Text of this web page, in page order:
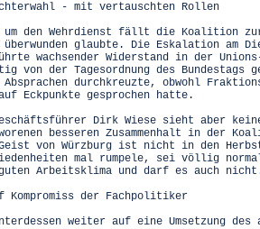
- mit vertauschten Rollen
den Wehrdienst fällt die Koalition
glaubte. Die Eskalation am
wachsender Widerstand in der
von der Tagesordnung des Bundestags
durchkreuzte, obwohl
Eckpunkte gesprochen hatte.
Dirk Wiese sieht aber
besseren Zusammenhalt in der
Geist von Würzburg ist nicht in den
mal rumpele, sei völlig
Arbeitsklima und darf es auch
Kompromiss der Fachpolitiker
weiter auf eine Umsetzung des